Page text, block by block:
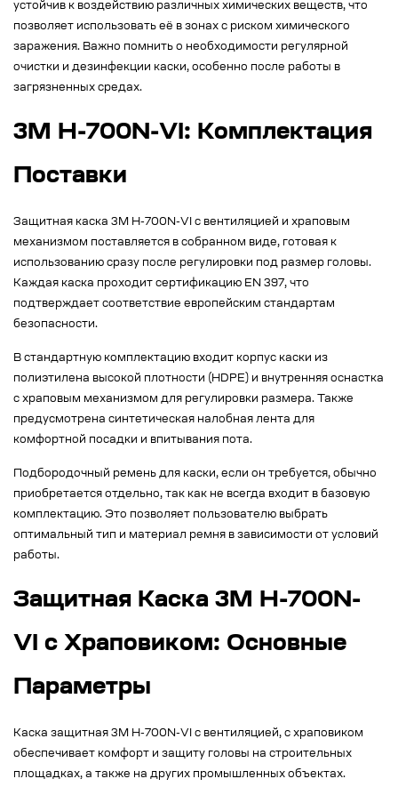
устойчив к воздействию различных химических веществ, что
позволяет использовать её в зонах с риском химического
заражения. Важно помнить о необходимости регулярной
очистки и дезинфекции каски, особенно после работы в
загрязненных средах.
3M H-700N-VI: Комплектация
Поставки
Защитная каска 3M H-700N-VI с вентиляцией и храповым
механизмом поставляется в собранном виде, готовая к
использованию сразу после регулировки под размер головы.
Каждая каска проходит сертификацию EN 397, что
подтверждает соответствие европейским стандартам
безопасности.
В стандартную комплектацию входит корпус каски из
полиэтилена высокой плотности (HDPE) и внутренняя оснастка
с храповым механизмом для регулировки размера. Также
предусмотрена синтетическая налобная лента для
комфортной посадки и впитывания пота.
Подбородочный ремень для каски, если он требуется, обычно
приобретается отдельно, так как не всегда входит в базовую
комплектацию. Это позволяет пользователю выбрать
оптимальный тип и материал ремня в зависимости от условий
работы.
Защитная Каска 3M H-700N-
VI с Храповиком: Основные
Параметры
Каска защитная 3M H-700N-VI с вентиляцией, с храповиком
обеспечивает комфорт и защиту головы на строительных
площадках, а также на других промышленных объектах.